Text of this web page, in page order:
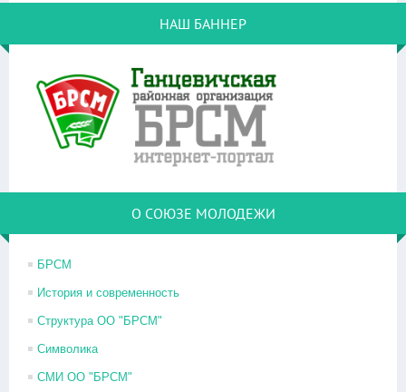
НАШ БАННЕР
О СОЮЗЕ МОЛОДЕЖИ
БРСМ
История и современность
Структура ОО "БРСМ"
Символика
СМИ ОО "БРСМ"